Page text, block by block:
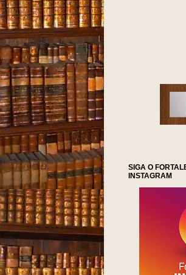
SIGA O
INSTAGRAM